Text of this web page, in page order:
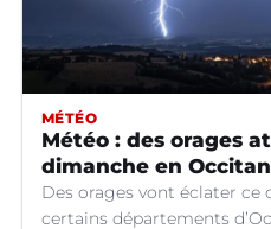
MÉTÉO
Météo : des orages
dimanche en
Des orages vont éclater ce
certains départements